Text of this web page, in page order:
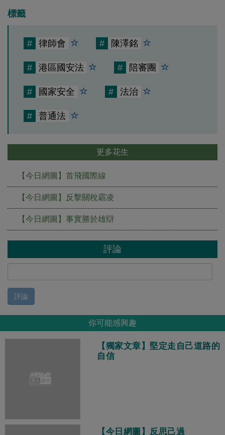
標籤
# 律師會 # 陳澤銘
# 港區國安法 # 陪審團
# 國家安全 # 法治
# 普通法
更多花生
【今日網圖】首飛國際線
【今日網圖】反擊關稅霸凌
【今日網圖】事實勝於雄辯
評論
評論
你可能感興趣
【獨家文章】堅定走自己道路的
自信
【今日網圖】反思己過